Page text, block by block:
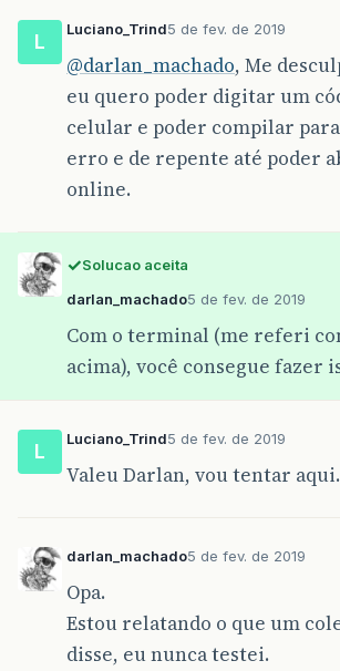
L
Luciano_Trind5 de fev. de 2019
@darlan_machado, Me
eu quero poder digitar um
celular e poder compilar
erro e de repente até poder
online.
Solucao aceita
darlan_machado5 de fev. de 2019
Com o terminal (me referi
acima), você consegue fazer
L
Luciano_Trind5 de fev. de 2019
Valeu Darlan, vou tentar aqui.
darlan_machado5 de fev. de 2019
Opa.
Estou relatando o que um
disse, eu nunca testei.